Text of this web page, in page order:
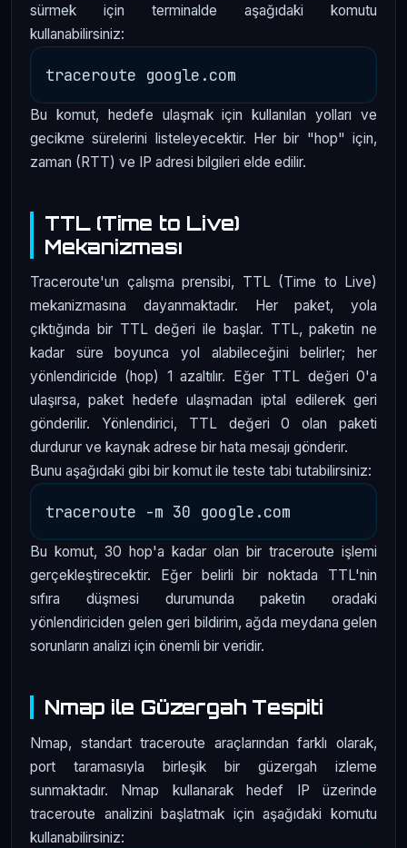
sürmek için terminalde aşağıdaki komutu
kullanabilirsiniz:
Bu komut, hedefe ulaşmak için kullanılan yolları ve
gecikme sürelerini listeleyecektir. Her bir "hop" için,
zaman (RTT) ve IP adresi bilgileri elde edilir.
TTL (Time to Live)
Mekanizması
Traceroute'un çalışma prensibi, TTL (Time to Live)
mekanizmasına dayanmaktadır. Her paket, yola
çıktığında bir TTL değeri ile başlar. TTL, paketin ne
kadar süre boyunca yol alabileceğini belirler; her
yönlendiricide (hop) 1 azaltılır. Eğer TTL değeri 0'a
ulaşırsa, paket hedefe ulaşmadan iptal edilerek geri
gönderilir. Yönlendirici, TTL değeri 0 olan paketi
durdurur ve kaynak adrese bir hata mesajı gönderir.
Bunu aşağıdaki gibi bir komut ile teste tabi tutabilirsiniz:
Bu komut, 30 hop'a kadar olan bir traceroute işlemi
gerçekleştirecektir. Eğer belirli bir noktada TTL'nin
sıfıra düşmesi durumunda paketin oradaki
yönlendiriciden gelen geri bildirim, ağda meydana gelen
sorunların analizi için önemli bir veridir.
Nmap ile Güzergah Tespiti
Nmap, standart traceroute araçlarından farklı olarak,
port taramasıyla birleşik bir güzergah izleme
sunmaktadır. Nmap kullanarak hedef IP üzerinde
traceroute analizini başlatmak için aşağıdaki komutu
kullanabilirsiniz: